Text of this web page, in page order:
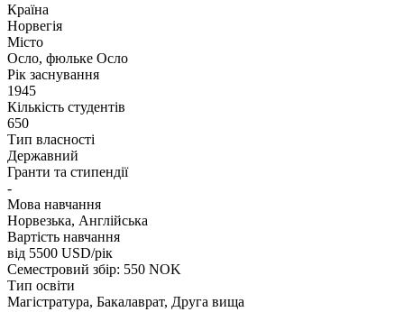
Країна
Норвегія
Місто
Осло, фюльке Осло
Рік заснування
1945
Кількість студентів
650
Тип власності
Державний
Гранти та стипендії
-
Мова навчання
Норвезька, Англійська
Вартість навчання
від 5500 USD/рік
Семестровий збір: 550 NOK
Тип освіти
Магістратура, Бакалаврат, Друга вища